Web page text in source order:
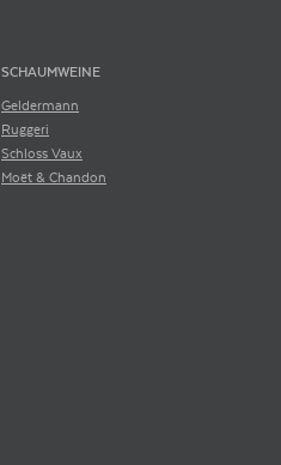
SCHAUMWEINE
Geldermann
Ruggeri
Schloss Vaux
Moët & Chandon